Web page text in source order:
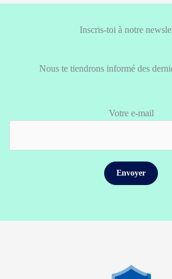
Inscris-toi à notre
Nous te tiendrons informé des
Votre e-mail